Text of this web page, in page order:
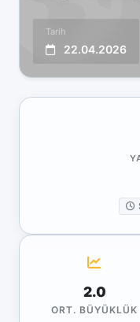
Tarih
22.04.2026
2.0
ORT. BÜYÜKLÜK